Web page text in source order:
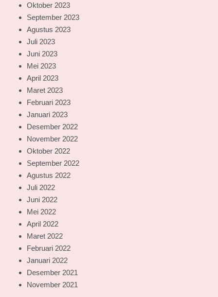
Oktober 2023
September 2023
Agustus 2023
Juli 2023
Juni 2023
Mei 2023
April 2023
Maret 2023
Februari 2023
Januari 2023
Desember 2022
November 2022
Oktober 2022
September 2022
Agustus 2022
Juli 2022
Juni 2022
Mei 2022
April 2022
Maret 2022
Februari 2022
Januari 2022
Desember 2021
November 2021